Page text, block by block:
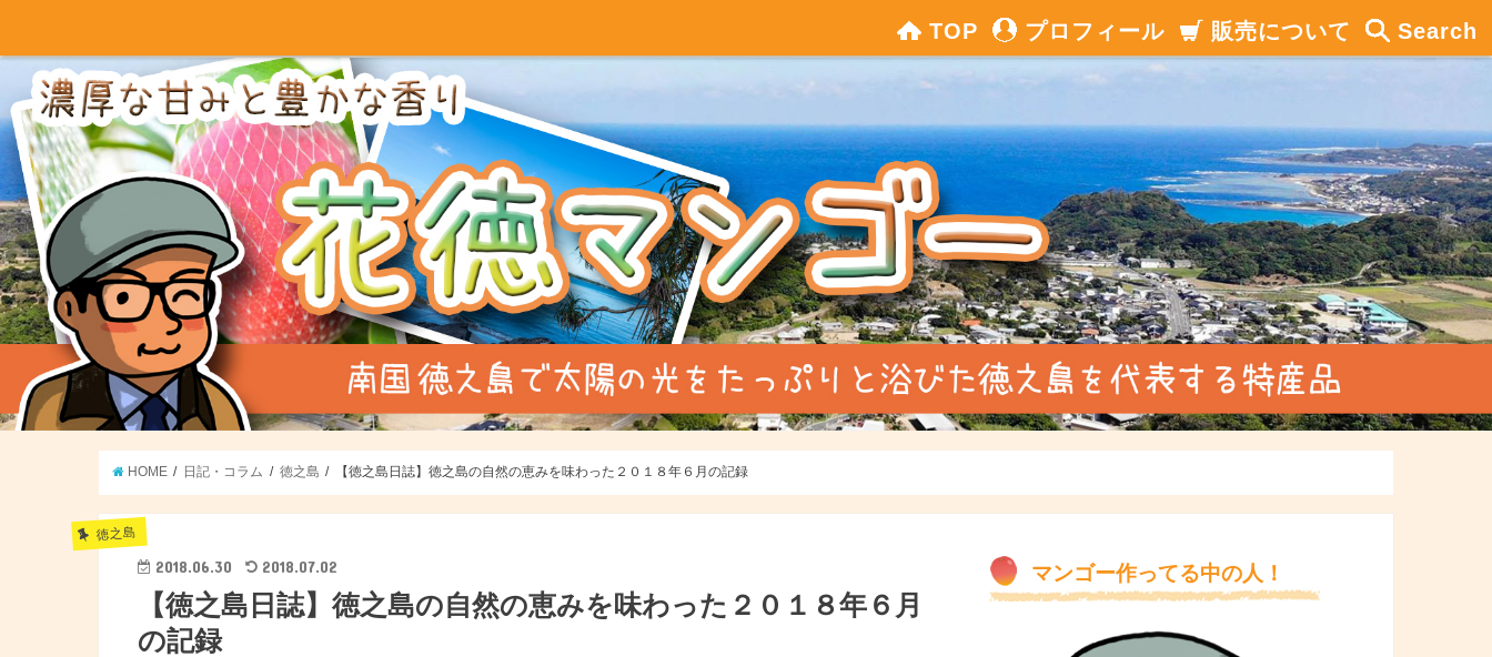
Search
販売について
プロフィール
TOP
HOME 日記・コラム 徳之島 【徳之島日誌】徳之島の自然の恵みを味わった２０１８年６月の記録
徳之島
2018.06.30 2018.07.02
【徳之島日誌】徳之島の自然の恵みを味わった２０１８年６月
の記録
マンゴー作ってる中の人！